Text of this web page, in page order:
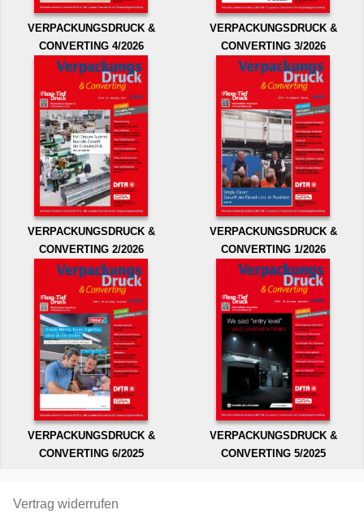
VERPACKUNGSDRUCK &
CONVERTING 4/2026
VERPACKUNGSDRUCK &
CONVERTING 3/2026
VERPACKUNGSDRUCK &
CONVERTING 2/2026
VERPACKUNGSDRUCK &
CONVERTING 1/2026
VERPACKUNGSDRUCK &
CONVERTING 6/2025
VERPACKUNGSDRUCK &
CONVERTING 5/2025
Vertrag widerrufen